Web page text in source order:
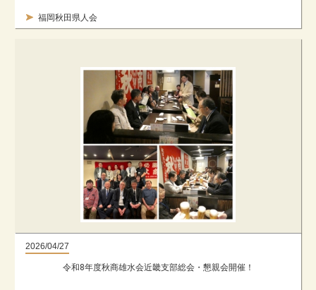
福岡秋田県人会
2026/04/27
令和8年度秋商雄水会近畿支部総会・懇親会開催！